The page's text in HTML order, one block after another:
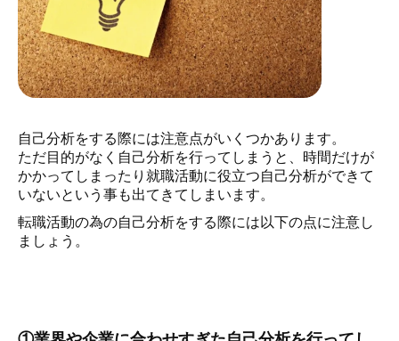
自己分析をする際には注意点がいくつかあります。
ただ目的がなく自己分析を行ってしまうと、時間だけが
かかってしまったり就職活動に役立つ自己分析ができて
いないという事も出てきてしまいます。
転職活動の為の自己分析をする際には以下の点に注意し
ましょう。